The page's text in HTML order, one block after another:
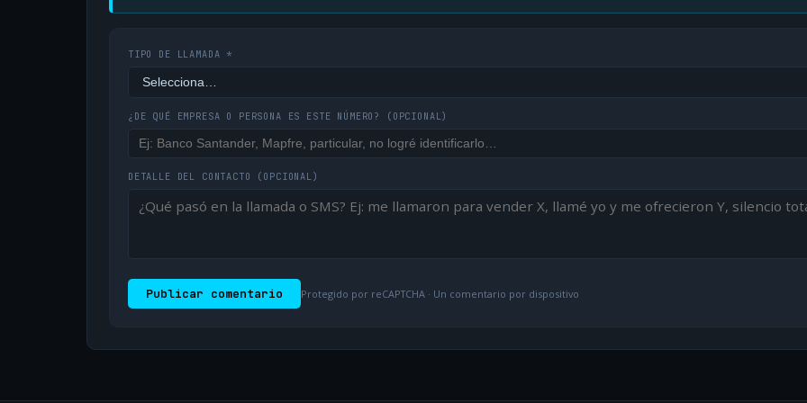
TIPO DE LLAMADA *
¿DE QUÉ EMPRESA O PERSONA ES ESTE NÚMERO? (OPCIONAL)
DETALLE DEL CONTACTO (OPCIONAL)
Publicar comentario Protegido por reCAPTCHA · Un comentario por dispositivo